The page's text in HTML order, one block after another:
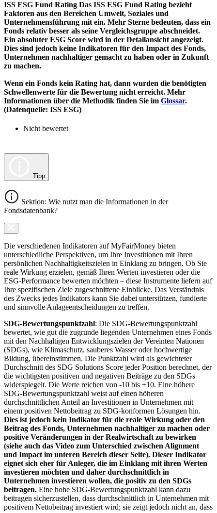
ISS ESG Fund Rating Das ISS ESG Fund Rating bezieht
Faktoren aus den Bereichen Umwelt, Soziales und
Unternehmensführung mit ein. Mehr Sterne bedeuten, dass ein
Fonds relativ besser als seine Vergleichsgruppe abschneidet.
Ein absoluter ESG Score wird in der Detailansicht angezeigt.
Dies sind jedoch keine Indikatoren für den Impact des Fonds,
Unternehmen nachhaltiger gemacht zu haben oder in Zukunft
zu machen.
Wenn ein Fonds kein Rating hat, dann wurden die benötigten
Schwellenwerte für die Bewertung nicht erreicht. Mehr
Informationen über die Methodik finden Sie im Glossar.
(Datenquelle: ISS ESG)
Nicht bewertet
Tipp
Sektion: Wie nutzt man die Informationen in der
Fondsdatenbank?
Die verschiedenen Indikatoren auf MyFairMoney bieten
unterschiedliche Perspektiven, um Ihre Investitionen mit Ihren
persönlichen Nachhaltigkeitszielen in Einklang zu bringen. Ob Sie
reale Wirkung erzielen, gemäß Ihren Werten investieren oder die
ESG-Performance bewerten möchten – diese Instrumente liefern auf
Ihre spezifischen Ziele zugeschnittene Einblicke. Das Verständnis
des Zwecks jedes Indikators kann Sie dabei unterstützen, fundierte
und sinnvolle Anlageentscheidungen zu treffen.
SDG-Bewertungspunktzahl: Die SDG-Bewertungspunktzahl
bewertet, wie gut die zugrunde liegenden Unternehmen eines Fonds
mit den Nachhaltigen Entwicklungszielen der Vereinten Nationen
(SDGs), wie Klimaschutz, sauberes Wasser oder hochwertige
Bildung, übereinstimmen. Die Punktzahl wird als gewichteter
Durchschnitt des SDG Solutions Score jeder Position berechnet, der
die wichtigsten positiven und negativen Beiträge zu den SDGs
widerspiegelt. Die Werte reichen von -10 bis +10. Eine höhere
SDG-Bewertungspunktzahl weist auf einen höheren
durchschnittlichen Anteil an Investitionen in Unternehmen mit
einem positiven Nettobeitrag zu SDG-konformen Lösungen hin.
Dies ist jedoch kein Indikator für die reale Wirkung oder den
Beitrag des Fonds, Unternehmen nachhaltiger zu machen oder
positive Veränderungen in der Realwirtschaft zu bewirken
(siehe auch das Video zum Unterschied zwischen Alignment
und Impact im unteren Bereich dieser Seite). Dieser Indikator
eignet sich eher für Anleger, die im Einklang mit ihren Werten
investieren möchten und daher durchschnittlich in
Unternehmen investieren wollen, die positiv zu den SDGs
beitragen. Eine hohe SDG-Bewertungspunktzahl kann dazu
beitragen sicherzustellen, dass durchschnittlich in Unternehmen mit
positivem Nettobeitrag investiert wird; sie zeigt jedoch nicht an, dass